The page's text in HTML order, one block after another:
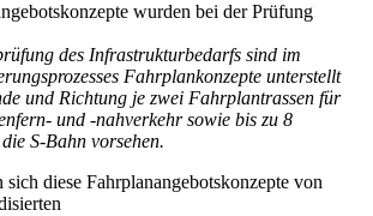
wurden bei der Prüfung
des Infrastrukturbedarfs sind im
Fahrplankonzepte unterstellt
und Richtung je zwei Fahrplantrassen für
und -nahverkehr sowie bis zu 8
S-Bahn vorsehen.
sich diese Fahrplanangebotskonzepte von